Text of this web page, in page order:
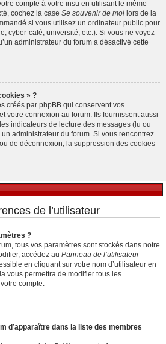
compte à votre insu en utilisant le même
cochez la case Se souvenir de moi lors de la
si vous utilisez un ordinateur public pour
cyber-café, université, etc.). Si vous ne voyez
administrateur du forum a désactivé cette
» ?
créés par phpBB qui conservent vos
votre connexion au forum. Ils fournissent aussi
indicateurs de lecture des messages (lu ou
administrateur du forum. Si vous rencontrez
de déconnexion, la suppression des cookies
de l’utilisateur
?
tous vos paramètres sont stockés dans notre
accédez au Panneau de l’utilisateur
en cliquant sur votre nom d’utilisateur en
vous permettra de modifier tous les
compte.
d’apparaître dans la liste des membres